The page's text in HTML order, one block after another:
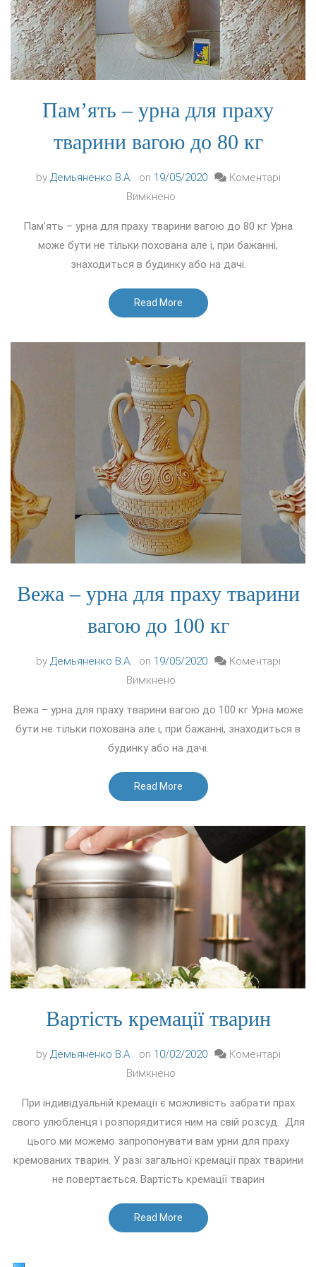
Пам’ять – урна для праху
тварини вагою до 80 кг
by Демьяненко В.А. on 19/05/2020
Коментарі
Вимкнено
–
урна
для
праху
тварини
80
кг
Пам’ять – урна для праху тварини вагою до 80 кг Урна
може бути не тільки похована але і, при бажанні,
знаходиться в будинку або на дачі.
Read More
Вежа – урна для праху тварини
вагою до 100 кг
by Демьяненко В.А. on 19/05/2020
Коментарі
Вимкнено
для
праху
тварини
до
Вежа – урна для праху тварини вагою до 100 кг Урна може
бути не тільки похована але і, при бажанні, знаходиться в
будинку або на дачі.
Read More
Вартість кремації тварин
by Демьяненко В.А. on 10/02/2020
Коментарі
Вимкнено
кремації
тварин
При індивідуальній кремації є можливість забрати прах
свого улюбленця і розпорядитися ним на свій розсуд. Для
цього ми можемо запропонувати вам урни для праху
кремованих тварин. У разі загальної кремації прах тварини
не повертається. Вартість кремації тварин
Read More